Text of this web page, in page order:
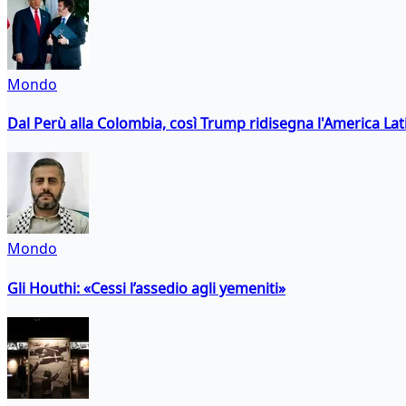
Mondo
Dal Perù alla Colombia, così Trump ridisegna l'America
Mondo
Gli Houthi: «Cessi l’assedio agli yemeniti»